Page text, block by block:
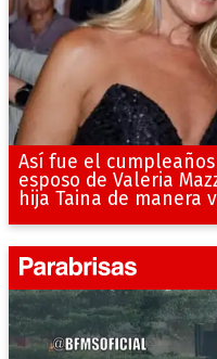
Así fue el
esposo de Valeria
hija Taina de manera